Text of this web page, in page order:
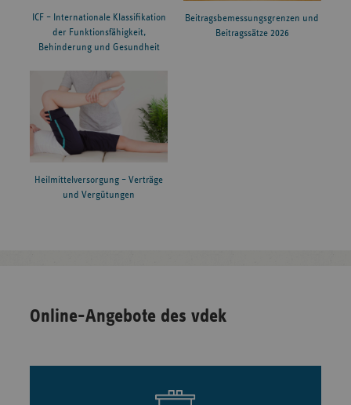
ICF – Internationale Klassifikation
der Funktionsfähigkeit,
Behinderung und Gesundheit
Beitragsbemessungsgrenzen und
Beitragssätze 2026
Heilmittelversorgung – Verträge
und Vergütungen
Online-Angebote des vdek